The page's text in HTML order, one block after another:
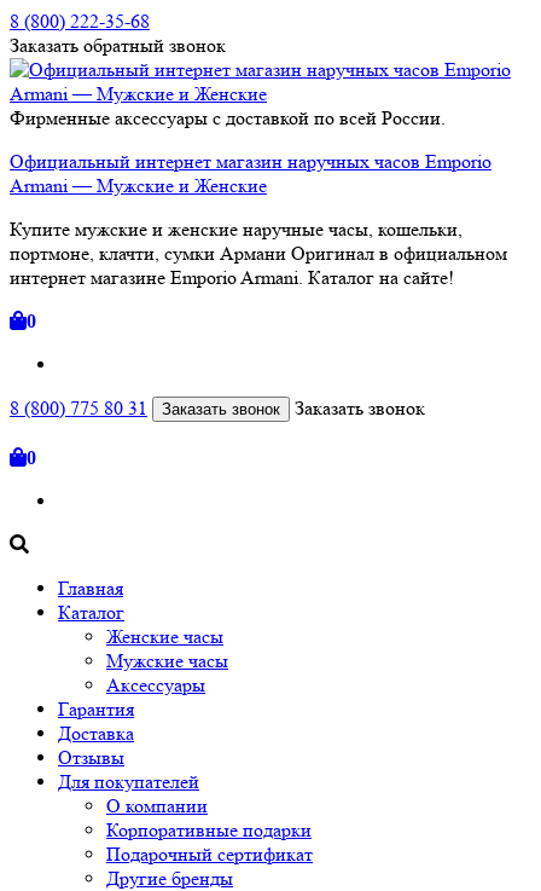
8 (800) 222-35-68
Заказать обратный звонок
Фирменные аксессуары с доставкой по всей России.
Официальный интернет магазин наручных часов Emporio
Armani — Мужские и Женские
Купите мужские и женские наручные часы, кошельки,
портмоне, клачти, сумки Армани Оригинал в официальном
интернет магазине Emporio Armani. Каталог на сайте!
0
8 (800) 775 80 31 Заказать звонок Заказать звонок
0
Главная
Каталог
Женские часы
Мужские часы
Аксессуары
Гарантия
Доставка
Отзывы
Для покупателей
О компании
Корпоративные подарки
Подарочный сертификат
Другие бренды